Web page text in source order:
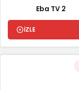
Eba TV 2
İZLE